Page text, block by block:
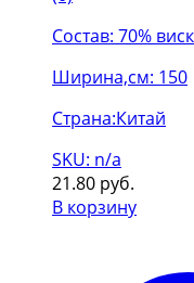
Состав: 70%
Ширина,см: 150
Страна:Китай
SKU: n/a
21.80 руб.
В корзину